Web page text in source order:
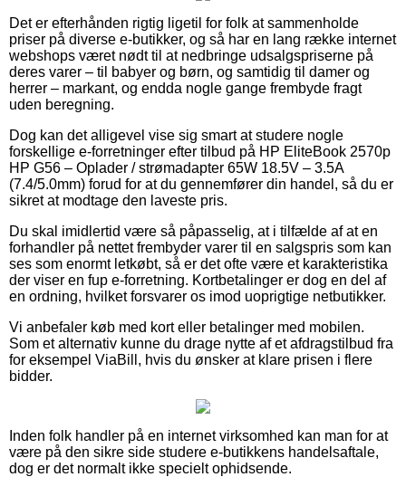
Det er efterhånden rigtig ligetil for folk at sammenholde
priser på diverse e-butikker, og så har en lang række internet
webshops været nødt til at nedbringe udsalgspriserne på
deres varer – til babyer og børn, og samtidig til damer og
herrer – markant, og endda nogle gange frembyde fragt
uden beregning.
Dog kan det alligevel vise sig smart at studere nogle
forskellige e-forretninger efter tilbud på HP EliteBook 2570p
HP G56 – Oplader / strømadapter 65W 18.5V – 3.5A
(7.4/5.0mm) forud for at du gennemfører din handel, så du er
sikret at modtage den laveste pris.
Du skal imidlertid være så påpasselig, at i tilfælde af at en
forhandler på nettet frembyder varer til en salgspris som kan
ses som enormt letkøbt, så er det ofte være et karakteristika
der viser en fup e-forretning. Kortbetalinger er dog en del af
en ordning, hvilket forsvarer os imod uoprigtige netbutikker.
Vi anbefaler køb med kort eller betalinger med mobilen.
Som et alternativ kunne du drage nytte af et afdragstilbud fra
for eksempel ViaBill, hvis du ønsker at klare prisen i flere
bidder.
Inden folk handler på en internet virksomhed kan man for at
være på den sikre side studere e-butikkens handelsaftale,
dog er det normalt ikke specielt ophidsende.